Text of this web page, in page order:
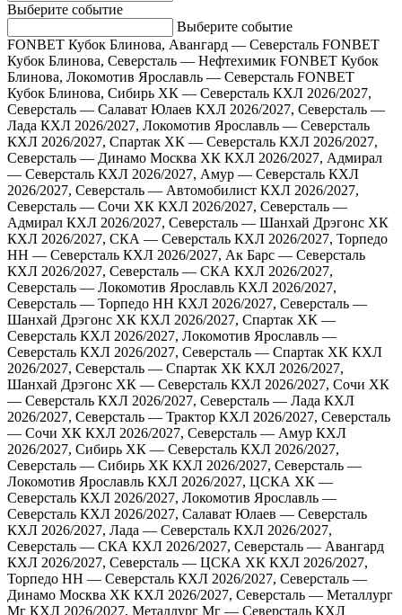
Выберите событие
Выберите событие
FONBET Кубок Блинова, Авангард — Северсталь FONBET
Кубок Блинова, Северсталь — Нефтехимик FONBET Кубок
Блинова, Локомотив Ярославль — Северсталь FONBET
Кубок Блинова, Сибирь ХК — Северсталь КХЛ 2026/2027,
Северсталь — Салават Юлаев КХЛ 2026/2027, Северсталь —
Лада КХЛ 2026/2027, Локомотив Ярославль — Северсталь
КХЛ 2026/2027, Спартак ХК — Северсталь КХЛ 2026/2027,
Северсталь — Динамо Москва ХК КХЛ 2026/2027, Адмирал
— Северсталь КХЛ 2026/2027, Амур — Северсталь КХЛ
2026/2027, Северсталь — Автомобилист КХЛ 2026/2027,
Северсталь — Сочи ХК КХЛ 2026/2027, Северсталь —
Адмирал КХЛ 2026/2027, Северсталь — Шанхай Дрэгонс ХК
КХЛ 2026/2027, СКА — Северсталь КХЛ 2026/2027, Торпедо
НН — Северсталь КХЛ 2026/2027, Ак Барс — Северсталь
КХЛ 2026/2027, Северсталь — СКА КХЛ 2026/2027,
Северсталь — Локомотив Ярославль КХЛ 2026/2027,
Северсталь — Торпедо НН КХЛ 2026/2027, Северсталь —
Шанхай Дрэгонс ХК КХЛ 2026/2027, Спартак ХК —
Северсталь КХЛ 2026/2027, Локомотив Ярославль —
Северсталь КХЛ 2026/2027, Северсталь — Спартак ХК КХЛ
2026/2027, Северсталь — Спартак ХК КХЛ 2026/2027,
Шанхай Дрэгонс ХК — Северсталь КХЛ 2026/2027, Сочи ХК
— Северсталь КХЛ 2026/2027, Северсталь — Лада КХЛ
2026/2027, Северсталь — Трактор КХЛ 2026/2027, Северсталь
— Сочи ХК КХЛ 2026/2027, Северсталь — Амур КХЛ
2026/2027, Сибирь ХК — Северсталь КХЛ 2026/2027,
Северсталь — Сибирь ХК КХЛ 2026/2027, Северсталь —
Локомотив Ярославль КХЛ 2026/2027, ЦСКА ХК —
Северсталь КХЛ 2026/2027, Локомотив Ярославль —
Северсталь КХЛ 2026/2027, Салават Юлаев — Северсталь
КХЛ 2026/2027, Лада — Северсталь КХЛ 2026/2027,
Северсталь — СКА КХЛ 2026/2027, Северсталь — Авангард
КХЛ 2026/2027, Северсталь — ЦСКА ХК КХЛ 2026/2027,
Торпедо НН — Северсталь КХЛ 2026/2027, Северсталь —
Динамо Москва ХК КХЛ 2026/2027, Северсталь — Металлург
Мг КХЛ 2026/2027, Металлург Мг — Северсталь КХЛ